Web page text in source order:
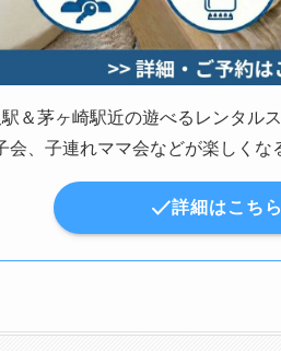
＆茅ヶ崎駅近の遊べるレンタル
会、子連れママ会などが楽しくな
詳細はこちら